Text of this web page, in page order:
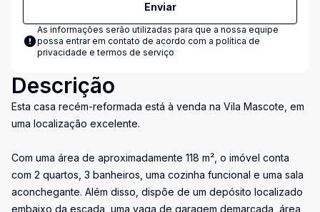
Enviar
As informações serão utilizadas para que a nossa equipe
possa entrar em contato de acordo com a política de
privacidade e termos de serviço
Descrição
Esta casa recém-reformada está à venda na Vila Mascote, em
uma localização excelente.
Com uma área de aproximadamente 118 m², o imóvel conta
com 2 quartos, 3 banheiros, uma cozinha funcional e uma sala
aconchegante. Além disso, dispõe de um depósito localizado
embaixo da escada, uma vaga de garagem demarcada, área